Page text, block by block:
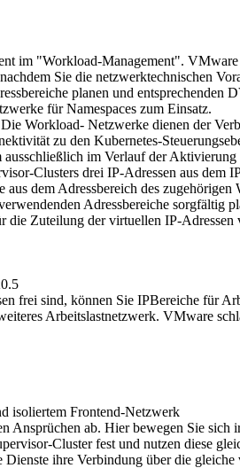
im "Workload-Management".
Sie die netzwerktechnischen
planen und
für Namespaces zum Einsatz.
Workload- Netzwerke dienen der
zu den Kubernetes-
im Verlauf der
Clusters drei IP-Adressen aus
dem Adressbereich des
Adressbereiche
die Zuteilung der virtuellen IP-
frei sind, können Sie IPBereiche für
Arbeitslastnetzwerk. VMware
isoliertem Frontend-Netzwerk
Ansprüchen ab. Hier bewegen Sie
Cluster fest und nutzen diese
ihre Verbindung über die gleiche